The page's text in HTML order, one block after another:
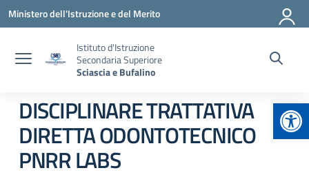
Vai ai contenuti
Vai al menu di navigazione
Vai al footer
Ministero dell'Istruzione e del Merito
Istituto d'Istruzione
Secondaria Superiore
Sciascia e Bufalino
DISCIPLINARE TRATTATIVA
DIRETTA ODONTOTECNICO
PNRR LABS